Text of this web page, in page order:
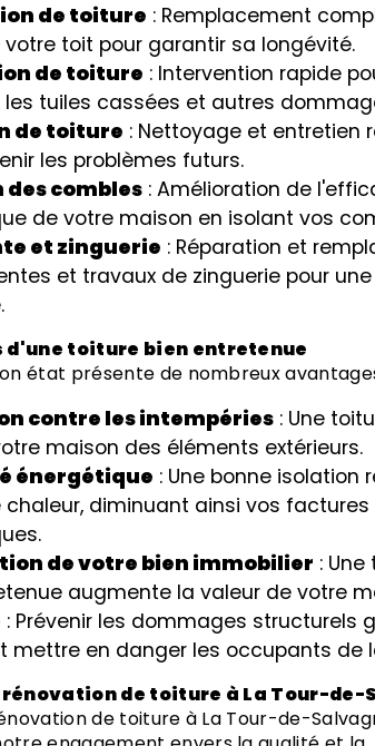
de toiture : Remplacement
toit pour garantir sa longévité.
de toiture : Intervention rapide
les tuiles cassées et autres
de toiture : Nettoyage et entretien
les problèmes futurs.
combles: Amélioration de
de votre maison en isolant vos
et zinguerie : Réparation et
et travaux de zinguerie pour
d'une toiture bien entretenue
état présente de nombreux
contre les intempéries: Une
maison des éléments extérieurs.
énergétique : Une bonne isolation
chaleur, diminuant ainsi vos factures
de votre bien immobilier :
augmente la valeur de votre
: Prévenir les dommages structurels
mettre en danger les occupants de
rénovation de toiture à La Tour-
de toiture à La Tour-de-